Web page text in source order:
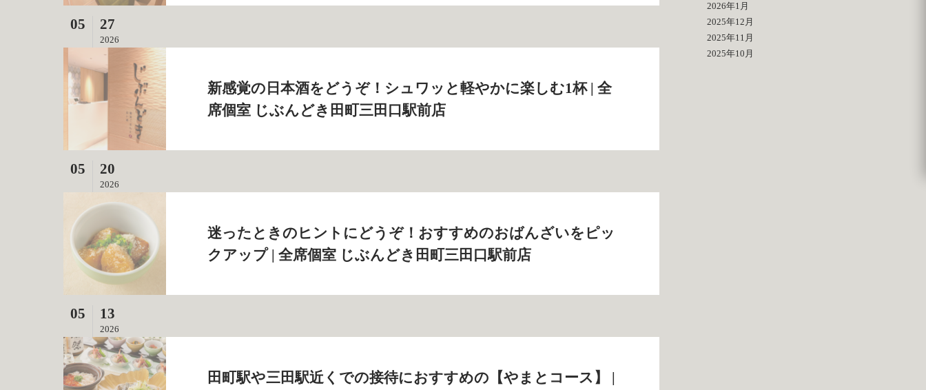
05 27
2026
新感覚の日本酒をどうぞ！シュワッと軽やかに楽しむ1杯 | 全
席個室 じぶんどき田町三田口駅前店
05 20
2026
迷ったときのヒントにどうぞ！おすすめのおばんざいをピッ
クアップ | 全席個室 じぶんどき田町三田口駅前店
05 13
2026
田町駅や三田駅近くでの接待におすすめの【やまとコース】 |
2026年1月
2025年12月
2025年11月
2025年10月